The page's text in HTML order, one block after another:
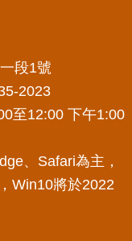
段1號
2023
至12:00 下午1:00
、Safari為主，
Win10將於2022